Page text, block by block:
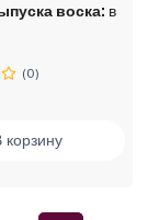
воска: в
(0)
корзину